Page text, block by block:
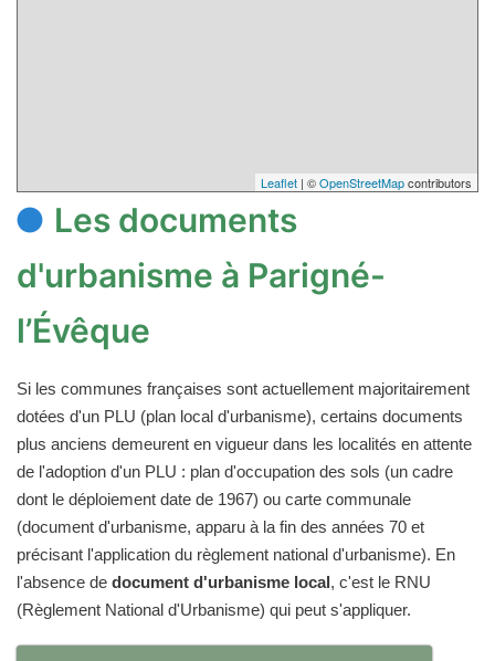
Leaflet | ©OpenStreetMapcontributors
Les documents
d'urbanisme à Parigné-
l’Évêque
Si les communes françaises sont actuellement majoritairement
dotées d'un PLU (plan local d'urbanisme), certains documents
plus anciens demeurent en vigueur dans les localités en attente
de l'adoption d'un PLU : plan d'occupation des sols (un cadre
dont le déploiement date de 1967) ou carte communale
(document d'urbanisme, apparu à la fin des années 70 et
précisant l'application du règlement national d'urbanisme). En
l'absence de document d'urbanisme local, c'est le RNU
(Règlement National d'Urbanisme) qui peut s'appliquer.